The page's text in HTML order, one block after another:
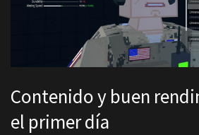
Contenido y buen
el primer día